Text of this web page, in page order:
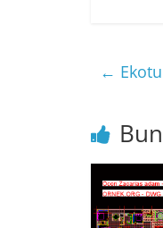
←